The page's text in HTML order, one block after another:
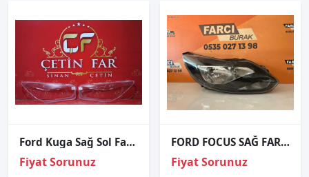
Ford Kuga Sağ Sol Far Cami
Fiyat Sorunuz
FORD FOCUS SAĞ FAR ORJİNAL
Fiyat Sorunuz